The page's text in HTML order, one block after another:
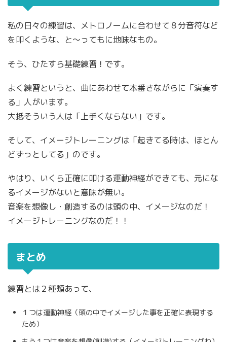
私の日々の練習は、メトロノームに合わせて８分音符など
を叩くような、と〜ってもに地味なもの。
そう、ひたすら基礎練習！です。
よく練習というと、曲にあわせて本番さながらに「演奏す
る」人がいます。
大抵そういう人は「上手くならない」です。
そして、イメージトレーニングは「起きてる時は、ほとん
どずっとしてる」のです。
やはり、いくら正確に叩ける運動神経ができても、元にな
るイメージがないと意味が無い。
音楽を想像し・創造するのは頭の中、イメージなのだ！
イメージトレーニングなのだ！！
まとめ
練習とは２種類あって、
１つは運動神経（頭の中でイメージした事を正確に表現する
ため）